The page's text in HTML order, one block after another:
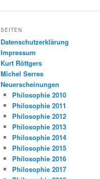
SEITEN
Datenschutzerklärung
Impressum
Kurt Röttgers
Michel Serres
Neuerscheinungen
Philosophie 2010
Philosophie 2011
Philosophie 2012
Philosophie 2013
Philosophie 2014
Philosophie 2015
Philosophie 2016
Philosophie 2017